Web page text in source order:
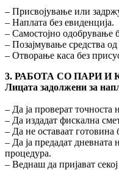
– Присвојување или
– Наплата без евиденција.
– Самостојно одобрување
– Позајмување средства од
– Отворање каса без
3. РАБОТА СО ПАРИ И
Лицата задолжени за
– Да ја проверат точноста
– Да издадат фискална
– Да не оставаат готовина
– Да ја предадат дневната
процедура.
– Веднаш да пријават